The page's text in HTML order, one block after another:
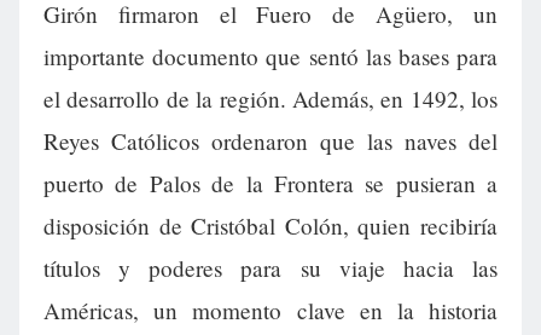
Girón firmaron el Fuero de Agüero, un
importante documento que sentó las bases para
el desarrollo de la región. Además, en 1492, los
Reyes Católicos ordenaron que las naves del
puerto de Palos de la Frontera se pusieran a
disposición de Cristóbal Colón, quien recibiría
títulos y poderes para su viaje hacia las
Américas, un momento clave en la historia